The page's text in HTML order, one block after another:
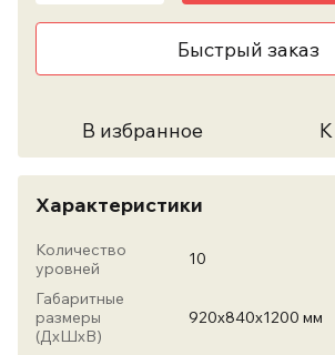
Быстрый заказ
В избранное
Характеристики
Количество
уровней
10
Габаритные
размеры
(ДхШхВ)
920х840х1200 мм